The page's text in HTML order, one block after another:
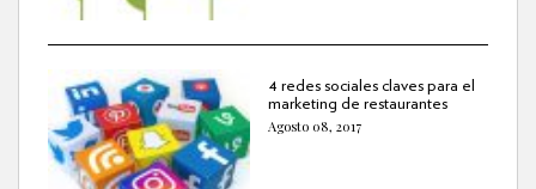
4 redes sociales claves para el
marketing de restaurantes
Agosto 08, 2017